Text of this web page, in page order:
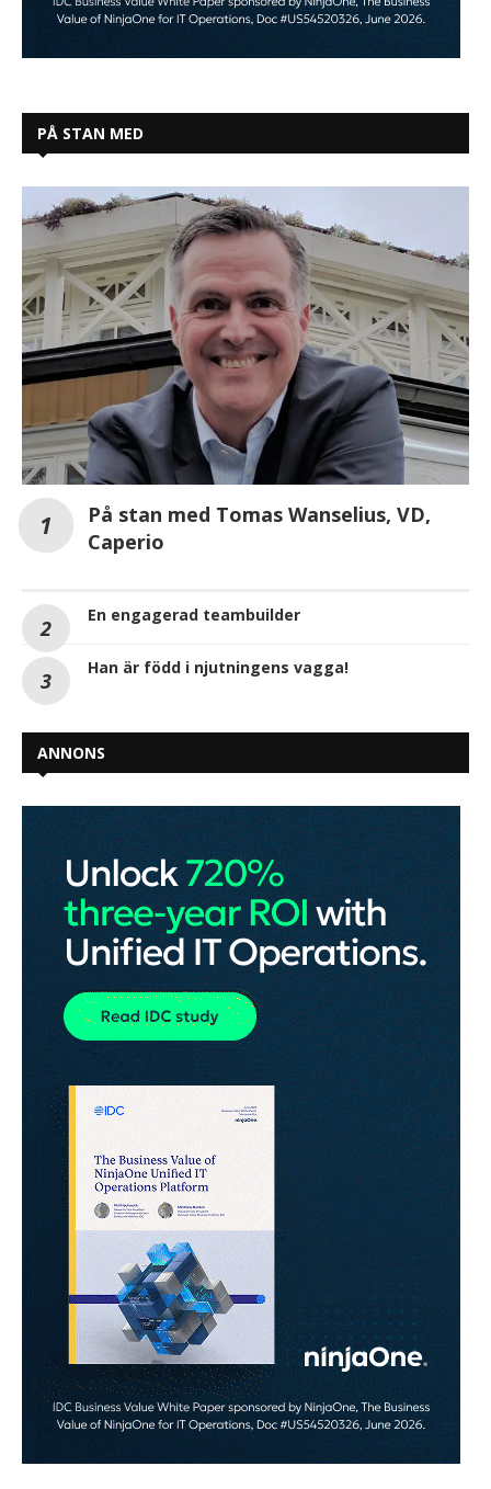
PÅ STAN MED
På stan med Tomas Wanselius, VD,
Caperio
En engagerad teambuilder
Han är född i njutningens vagga!
ANNONS